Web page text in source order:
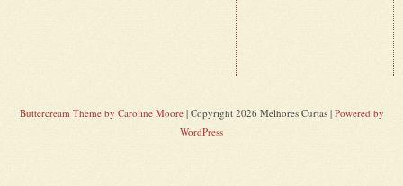
Buttercream Theme by Caroline Moore| Copyright 2026 Melhores Curtas | Powered by
WordPress